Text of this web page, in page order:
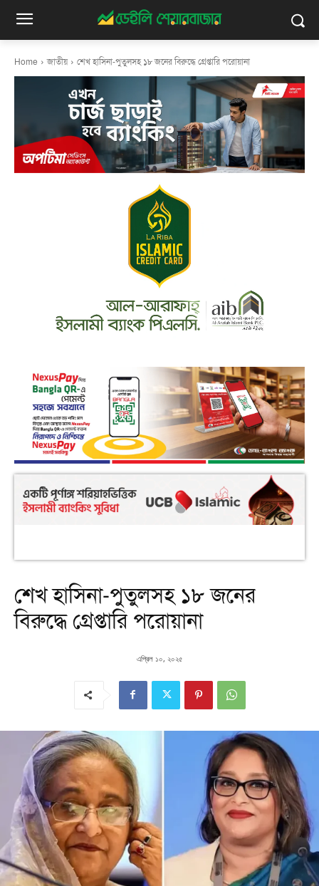
Home জাতীয় শেখ হাসিনা-পুতুলসহ ১৮ জনের বিরুদ্ধে গ্রেপ্তারি পরোয়ানা
শেখ হাসিনা-পুতুলসহ ১৮ জনের
বিরুদ্ধে গ্রেপ্তারি পরোয়ানা
এপ্রিল ১০, ২০২৫